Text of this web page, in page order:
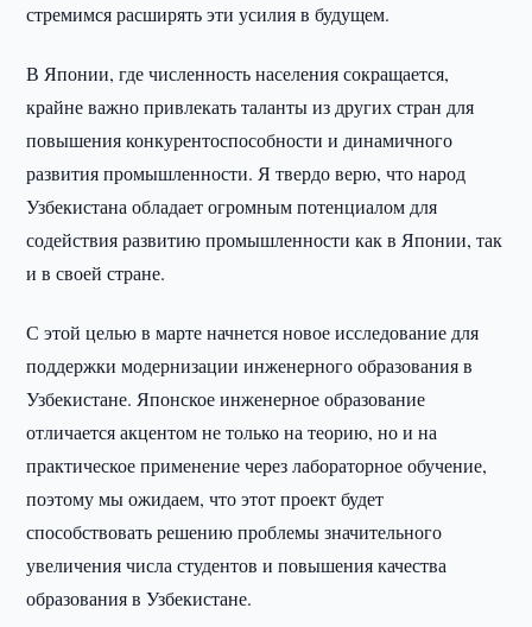
стремимся расширять эти усилия в будущем.
В Японии, где численность населения сокращается,
крайне важно привлекать таланты из других стран для
повышения конкурентоспособности и динамичного
развития промышленности. Я твердо верю, что народ
Узбекистана обладает огромным потенциалом для
содействия развитию промышленности как в Японии, так
и в своей стране.
С этой целью в марте начнется новое исследование для
поддержки модернизации инженерного образования в
Узбекистане. Японское инженерное образование
отличается акцентом не только на теорию, но и на
практическое применение через лабораторное обучение,
поэтому мы ожидаем, что этот проект будет
способствовать решению проблемы значительного
увеличения числа студентов и повышения качества
образования в Узбекистане.